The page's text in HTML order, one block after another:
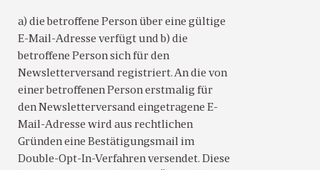
a) die betroffene Person über eine gültige
E-Mail-Adresse verfügt und b) die
betroffene Person sich für den
Newsletterversand registriert. An die von
einer betroffenen Person erstmalig für
den Newsletterversand eingetragene E-
Mail-Adresse wird aus rechtlichen
Gründen eine Bestätigungsmail im
Double-Opt-In-Verfahren versendet. Diese